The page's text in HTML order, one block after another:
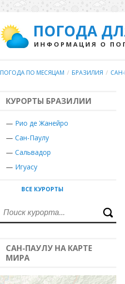
ПОГОДА
ИНФОРМАЦИЯ О
ПОГОДА ПО МЕСЯЦАМ / БРАЗИЛИЯ /
КУРОРТЫ БРАЗИЛИИ
— Рио де Жанейро
— Сан-Паулу
— Сальвадор
— Игуасу
ВСЕ КУРОРТЫ
САН-ПАУЛУ НА КАРТЕ
МИРА